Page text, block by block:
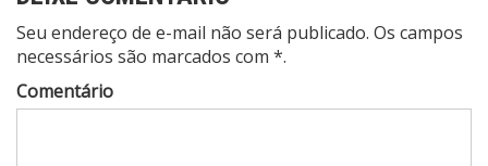
Seu endereço de e-mail não será publicado. Os campos
necessários são marcados com *.
Comentário